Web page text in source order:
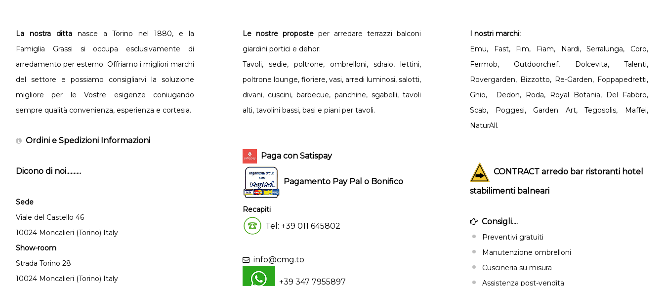
La nostra dittanasce a Torino nel 1880, e la
Famiglia Grassi si occupa esclusivamente di
arredamento per esterno. Offriamo i migliori marchi
del settore e possiamo consigliarvi la soluzione
migliore per le Vostre esigenze coniugando
sempre qualità convenienza, esperienza e cortesia.
Ordini e Spedizioni Informazioni
Dicono di noi..........
Sede
Viale del Castello 46
10024 Moncalieri (Torino) Italy
Show-room
Strada Torino 28
10024 Moncalieri (Torino) Italy
Le nostre proposte per arredare terrazzi balconi
giardini portici e dehor:
Tavoli, sedie, poltrone, ombrelloni, sdraio, lettini,
poltrone lounge, fioriere, vasi, arredi luminosi, salotti,
divani, cuscini, barbecue, panchine, sgabelli, tavoli
alti, tavolini bassi, basi e piani per tavoli.
Paga con Satispay
Pagamento Pay Pal o Bonifico
Recapiti
Tel: +39 011 645802
info@cmg.to
+39 347 7955897
I nostri marchi:
Emu, Fast, Fim, Fiam, Nardi, Serralunga, Coro,
Fermob, Outdoorchef, Dolcevita, Talenti,
Rovergarden, Bizzotto, Re-Garden, Foppapedretti,
Ghio, Dedon, Roda, Royal Botania, Del Fabbro,
Scab, Poggesi, Garden Art, Tegosolis, Maffei,
NaturAll.
CONTRACT arredo bar ristoranti hotel
stabilimenti balneari
Consigli....
Preventivi gratuiti
Manutenzione ombrelloni
Cuscineria su misura
Assistenza post-vendita